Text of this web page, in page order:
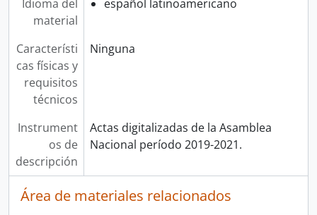
Idioma del
material
español latinoamericano
Característi
cas físicas y
requisitos
técnicos
Ninguna
Instrument
os de
descripción
Actas digitalizadas de la Asamblea
Nacional período 2019-2021.
Área de materiales relacionados